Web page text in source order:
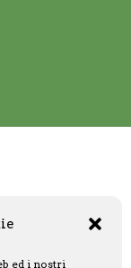
ed i nostri